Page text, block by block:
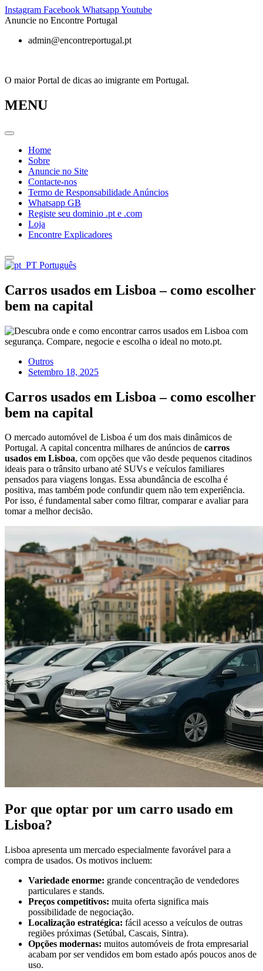
Pular
para
conteúdo
Instagram Facebook WhatsappYoutube
Anuncie no Encontre Portugal
admin@encontreportugal.pt
O maior Portal de dicas ao imigrante em Portugal.
MENU
Home
Sobre
Anuncie no Site
Contacte-nos
Termo de Responsabilidade Anúncios
Whatsapp GB
Registe seu dominio .pt e .com
Loja
Encontre Explicadores
Português
Carros usados em Lisboa – como escolher
bem na capital
Outros
Setembro 18, 2025
Carros usados em Lisboa – como escolher
bem na capital
O mercado automóvel de Lisboa é um dos mais dinâmicos de
Portugal. A capital concentra milhares de anúncios de carros
usados em Lisboa, com opções que vão desde pequenos citadinos
ideais para o trânsito urbano até SUVs e veículos familiares
pensados para viagens longas. Essa abundância de escolha é
positiva, mas também pode confundir quem não tem experiência.
Por isso, é fundamental saber como filtrar, comparar e avaliar para
tomar a melhor decisão.
Por que optar por um carro usado em
Lisboa?
Lisboa apresenta um mercado especialmente favorável para a
compra de usados. Os motivos incluem:
Variedade enorme: grande concentração de vendedores
particulares e stands.
Preços competitivos: muita oferta significa mais
possibilidade de negociação.
Localização estratégica: fácil acesso a veículos de outras
regiões próximas (Setúbal, Cascais, Sintra).
Opções modernas: muitos automóveis de frota empresarial
acabam por ser vendidos em bom estado após poucos anos de
uso.